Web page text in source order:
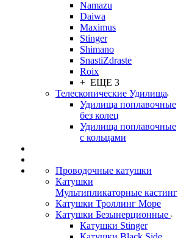
Namazu
Daiwa
Maximus
Stinger
Shimano
SnastiZdraste
Roix
+ ЕЩЕ 3
Телескопические Удилища
Удилища поплавочные
без колец
Удилища поплавочные
с кольцами
Проводочные катушки
Катушки
Мультипликаторные кастинг
Катушки Троллинг Море
Катушки Безынерционные
Катушки Stinger